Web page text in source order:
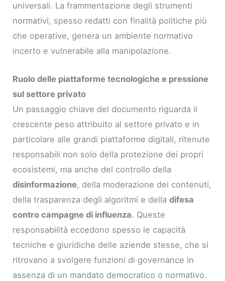
universali. La frammentazione degli strumenti
normativi, spesso redatti con finalità politiche più
che operative, genera un ambiente normativo
incerto e vulnerabile alla manipolazione.
Ruolo delle piattaforme tecnologiche e pressione
sul settore privato
Un passaggio chiave del documento riguarda il
crescente peso attribuito al settore privato e in
particolare alle grandi piattaforme digitali, ritenute
responsabili non solo della protezione dei propri
ecosistemi, ma anche del controllo della
disinformazione, della moderazione dei contenuti,
della trasparenza degli algoritmi e delladifesa
contro campagne di influenza. Queste
responsabilità eccedono spesso le capacità
tecniche e giuridiche delle aziende stesse, che si
ritrovano a svolgere funzioni di governance in
assenza di un mandato democratico o normativo.